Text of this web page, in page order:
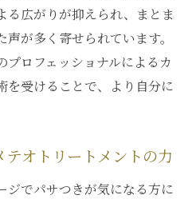
る広がりが抑えられ、まとま
が多く寄せられています。
ロフェッショナルによるカ
を受けることで、より自分に
オトリートメントの力
ジでパサつきが気になる方に